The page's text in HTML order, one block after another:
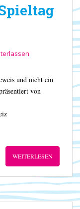
und nicht ein
von
WEITERLESEN